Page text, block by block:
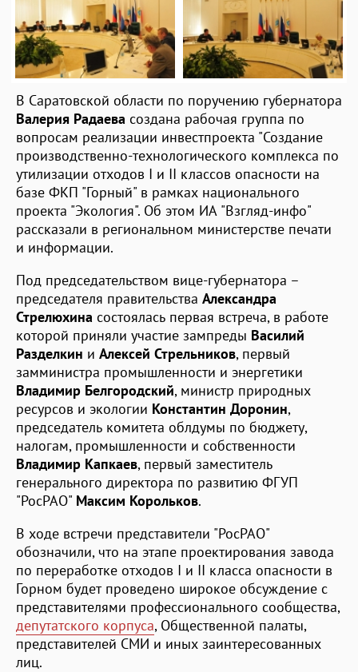
В Саратовской области по поручению губернатора
Валерия Радаева создана рабочая группа по
вопросам реализации инвестпроекта "Создание
производственно-технологического комплекса по
утилизации отходов I и II классов опасности на
базе ФКП "Горный" в рамках национального
проекта "Экология". Об этом ИА "Взгляд-инфо"
рассказали в региональном министерстве печати
и информации.
Под председательством вице-губернатора –
председателя правительства Александра
Стрелюхина состоялась первая встреча, в работе
которой приняли участие зампреды Василий
Разделкин и Алексей Стрельников, первый
замминистра промышленности и энергетики
Владимир Белгородский, министр природных
ресурсов и экологии Константин Доронин,
председатель комитета облдумы по бюджету,
налогам, промышленности и собственности
Владимир Капкаев, первый заместитель
генерального директора по развитию ФГУП
"РосРАО" Максим Корольков.
В ходе встречи представители "РосРАО"
обозначили, что на этапе проектирования завода
по переработке отходов I и II класса опасности в
Горном будет проведено широкое обсуждение с
представителями профессионального сообщества,
депутатского корпуса, Общественной палаты,
представителей СМИ и иных заинтересованных
лиц.